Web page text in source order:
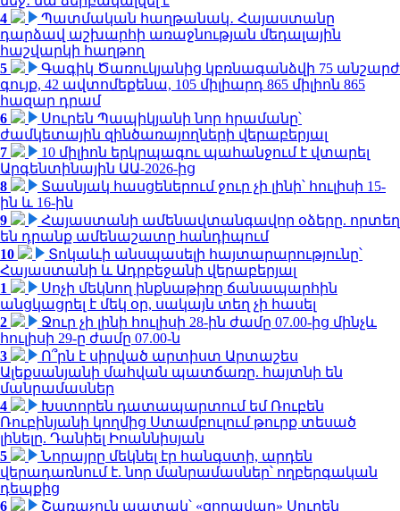
4
Պատմական հաղթանակ․ Հայաստանը
դարձավ աշխարհի առաջնության մեդալային
հաշվարկի հաղթող
5
Գագիկ Ծառուկյանից կբռնագանձվի 75 անշարժ
գույք, 42 ավտոմեքենա, 105 միլիարդ 865 միլիոն 865
հազար դրամ
6
Սուրեն Պապիկյանի նոր հրամանը՝
ժամկետային զինծառայողների վերաբերյալ
7
10 միլիոն երկրպագու պահանջում է վտարել
Արգենտինային ԱԱ-2026-ից
8
Տասնյակ հասցեներում ջուր չի լինի՝ հուլիսի 15-
ին և 16-ին
9
Հայաստանի ամենավտանգավոր օձերը. որտեղ
են դրանք ամենաշատը հանդիպում
10
Տոկաևի անսպասելի հայտարարությունը՝
Հայաստանի և Ադրբեջանի վերաբերյալ
1
Սոչի մեկնող ինքնաթիռը ճանապարհին
անցկացրել է մեկ օր, սակայն տեղ չի հասել
2
Ջուր չի լինի հուլիսի 28-ին ժամը 07.00-ից մինչև
հուլիսի 29-ը ժամը 07.00-ն
3
Ո՞րն է սիրված արտիստ Արտաշես
Ալեքսանյանի մահվան պատճառը. հայտնի են
մանրամասներ
4
Խստորեն դատապարտում եմ Ռուբեն
Ռուբինյանի կողմից Ստամբուլում թուրք տեսած
լինելը. Դանիել Իոաննիսյան
5
Նորայրը մեկնել էր հանգստի, արդեն
վերադառնում է. նոր մանրամասներ՝ ողբերգական
դեպքից
6
Շառաչուն ապտակ՝ «զորավար» Սուրեն